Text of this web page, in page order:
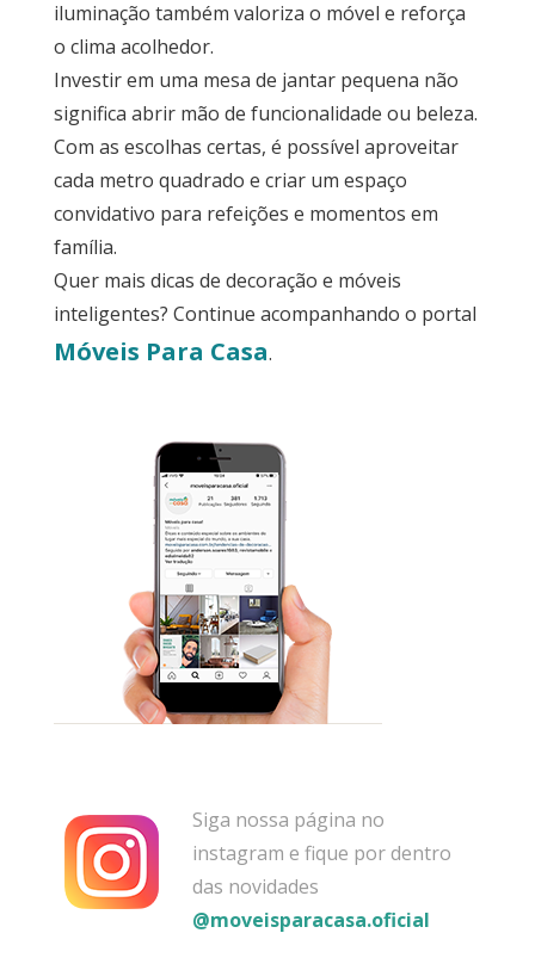
iluminação também valoriza o móvel e reforça
o clima acolhedor.
Investir em uma mesa de jantar pequena não
significa abrir mão de funcionalidade ou beleza.
Com as escolhas certas, é possível aproveitar
cada metro quadrado e criar um espaço
convidativo para refeições e momentos em
família.
Quer mais dicas de decoração e móveis
inteligentes? Continue acompanhando o portal
Móveis Para Casa.
Siga nossa página no
instagram e fique por dentro
das novidades
@moveisparacasa.oficial